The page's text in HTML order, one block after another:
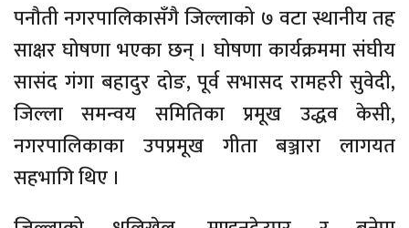
पनौती नगरपालिकासँगै जिल्लाको ७ वटा स्थानीय तह
साक्षर घोषणा भएका छन् । घोषणा कार्यक्रममा संघीय
सासंद गंगा बहादुर दोङ, पूर्व सभासद रामहरी सुवेदी,
जिल्ला समन्वय समितिका प्रमूख उद्धव केसी,
नगरपालिकाका उपप्रमूख गीता बञ्जारा लागयत
सहभागि थिए ।